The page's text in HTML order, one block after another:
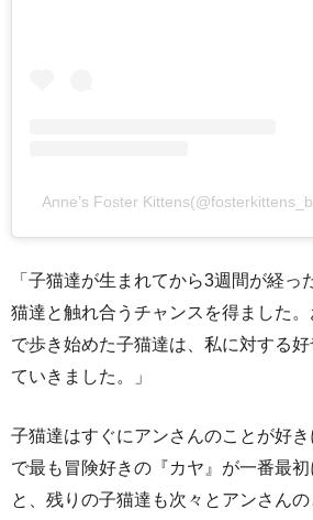
Anne’s Foster
「子猫達が生まれてから3週間が経っ
猫達と触れ合うチャンスを得ました
で歩き始めた子猫達は、私に対する
ていきました。」
子猫達はすぐにアンさんのことが好
で最も冒険好きの『カヤ』が一番最初
と、残りの子猫達も次々とアンさん